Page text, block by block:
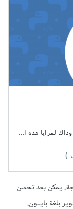
يمكن بعد تحسن
بلغة بايثون،